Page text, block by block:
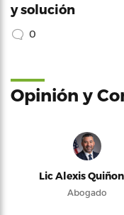
y solución
0
Opinión y
Lic Alexis
Abogado